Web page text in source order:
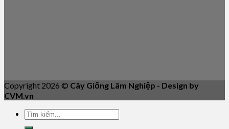
Copyright 2026 © Cây Giống Lâm Nghiệp - Design by
CVM.vn